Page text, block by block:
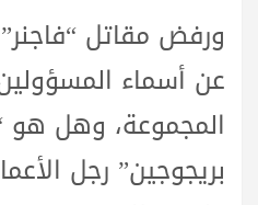
ورفض مقاتل
عن أسماء
المجموعة، وهل هو
بريجوجين” رجل